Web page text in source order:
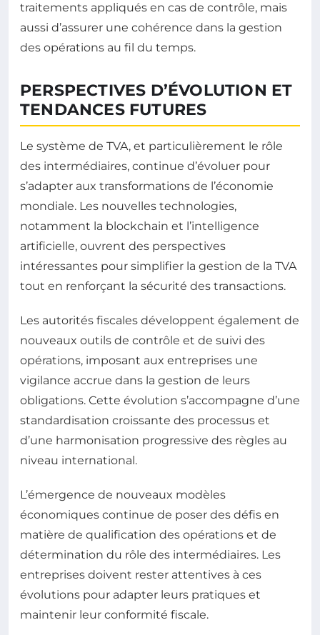
traitements appliqués en cas de contrôle, mais
aussi d’assurer une cohérence dans la gestion
des opérations au fil du temps.
PERSPECTIVES D’ÉVOLUTION ET
TENDANCES FUTURES
Le système de TVA, et particulièrement le rôle
des intermédiaires, continue d’évoluer pour
s’adapter aux transformations de l’économie
mondiale. Les nouvelles technologies,
notamment la blockchain et l’intelligence
artificielle, ouvrent des perspectives
intéressantes pour simplifier la gestion de la TVA
tout en renforçant la sécurité des transactions.
Les autorités fiscales développent également de
nouveaux outils de contrôle et de suivi des
opérations, imposant aux entreprises une
vigilance accrue dans la gestion de leurs
obligations. Cette évolution s’accompagne d’une
standardisation croissante des processus et
d’une harmonisation progressive des règles au
niveau international.
L’émergence de nouveaux modèles
économiques continue de poser des défis en
matière de qualification des opérations et de
détermination du rôle des intermédiaires. Les
entreprises doivent rester attentives à ces
évolutions pour adapter leurs pratiques et
maintenir leur conformité fiscale.